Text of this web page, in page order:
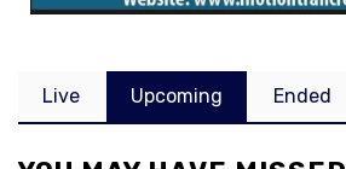
Live Upcoming Ended